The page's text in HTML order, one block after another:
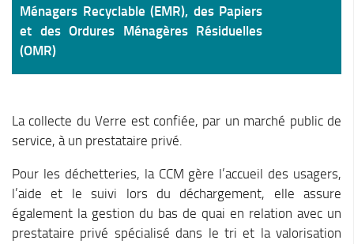
Ménagers Recyclable (EMR), des Papiers
et des Ordures Ménagères Résiduelles
(OMR)
La collecte du Verre est confiée, par un marché public de
service, à un prestataire privé.
Pour les déchetteries, la CCM gère l’accueil des usagers,
l’aide et le suivi lors du déchargement, elle assure
également la gestion du bas de quai en relation avec un
prestataire privé spécialisé dans le tri et la valorisation